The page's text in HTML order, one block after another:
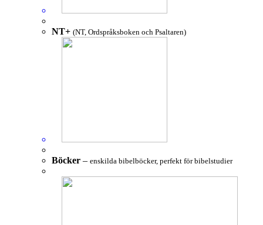
NT+ (NT, Ordspråksboken och Psaltaren)
Böcker – enskilda bibelböcker, perfekt för bibelstudier